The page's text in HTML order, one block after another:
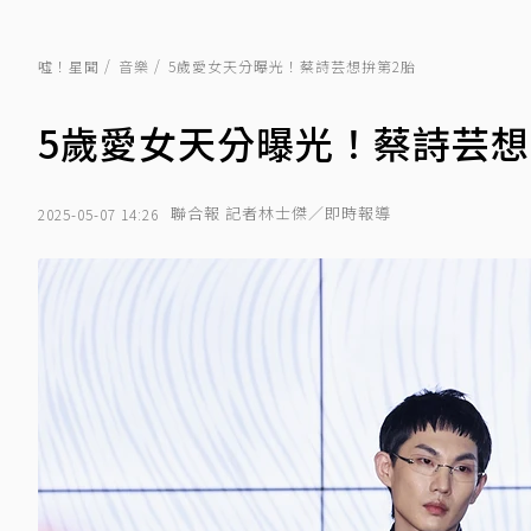
噓！星聞 音樂 5歲愛女天分曝光！蔡詩芸想拚第2胎
5歲愛女天分曝光！蔡詩芸
2025-05-07 14:26 聯合報 記者林士傑／即時報導